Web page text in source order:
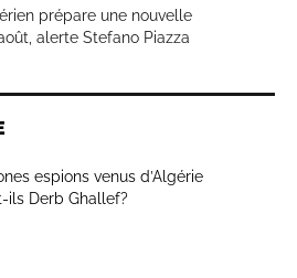
prépare une nouvelle
alerte Stefano Piazza
espions venus d’Algérie
ils Derb Ghallef?